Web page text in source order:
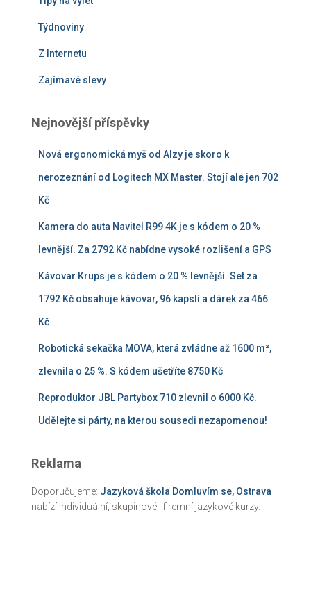
Týdnoviny
Z Internetu
Zajímavé slevy
Nejnovější příspěvky
Nová ergonomická myš od Alzy je skoro k
nerozeznání od Logitech MX Master. Stojí ale jen 702
Kč
Kamera do auta Navitel R99 4K je s kódem o 20 %
levnější. Za 2792 Kč nabídne vysoké rozlišení a GPS
Kávovar Krups je s kódem o 20 % levnější. Set za
1792 Kč obsahuje kávovar, 96 kapslí a dárek za 466
Kč
Robotická sekačka MOVA, která zvládne až 1600 m²,
zlevnila o 25 %. S kódem ušetříte 8750 Kč
Reproduktor JBL Partybox 710 zlevnil o 6000 Kč.
Udělejte si párty, na kterou sousedi nezapomenou!
Reklama
Doporučujeme: Jazyková škola Domluvím se, Ostrava
nabízí individuální, skupinové i firemní jazykové kurzy.